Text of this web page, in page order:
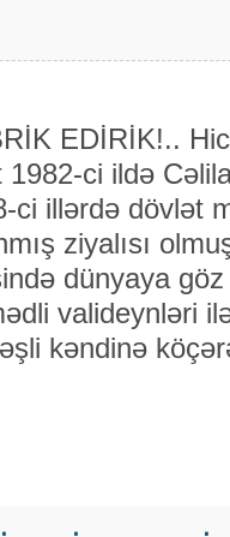
EDİRİK!..
1982-ci ildə
ci illərdə dövlət
ziyalısı
dünyaya
valideynləri
kəndinə